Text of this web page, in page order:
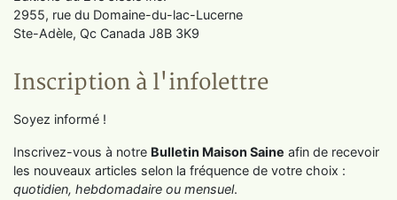
2955, rue du Domaine-du-lac-Lucerne
Ste-Adèle, Qc Canada J8B 3K9
Inscription à l'infolettre
Soyez informé !
Inscrivez-vous à notre Bulletin Maison Saine afin de recevoir
les nouveaux articles selon la fréquence de votre choix :
quotidien, hebdomadaire ou mensuel.